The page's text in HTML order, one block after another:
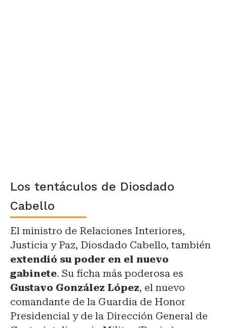
Los tentáculos de Diosdado
Cabello
El ministro de Relaciones Interiores,
Justicia y Paz, Diosdado Cabello, también
extendió su poder en el nuevo
gabinete. Su ficha más poderosa es
Gustavo González López, el nuevo
comandante de la Guardia de Honor
Presidencial y de la Dirección General de